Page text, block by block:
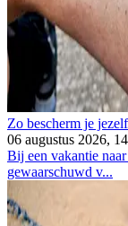
Zo bescherm je
06 augustus 2026,
Bij een vakantie
gewaarschuwd v...